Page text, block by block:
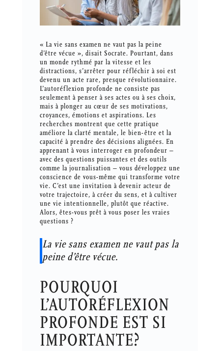
« La vie sans examen ne vaut pas la peine
d’être vécue », disait Socrate. Pourtant, dans
un monde rythmé par la vitesse et les
distractions, s’arrêter pour réfléchir à soi est
devenu un acte rare, presque révolutionnaire.
L’autoréflexion profonde ne consiste pas
seulement à penser à ses actes ou à ses choix,
mais à plonger au cœur de ses motivations,
croyances, émotions et aspirations. Les
recherches montrent que cette pratique
améliore la clarté mentale, le bien-être et la
capacité à prendre des décisions alignées. En
apprenant à vous interroger en profondeur –
avec des questions puissantes et des outils
comme la journalisation – vous développez une
conscience de vous-même qui transforme votre
vie. C’est une invitation à devenir acteur de
votre trajectoire, à créer du sens, et à cultiver
une vie intentionnelle, plutôt que réactive.
Alors, êtes-vous prêt à vous poser les vraies
questions ?
La vie sans examen ne vaut pas la
peine d’être vécue.
POURQUOI
L’AUTORÉFLEXION
PROFONDE EST SI
IMPORTANTE?